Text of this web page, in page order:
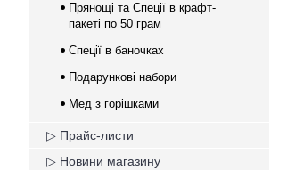
Прянощі та Спеції в крафт-
пакеті по 50 грам
Спеції в баночках
Подарункові набори
Мед з горішками
▷ Прайс-листи
▷ Новини магазину